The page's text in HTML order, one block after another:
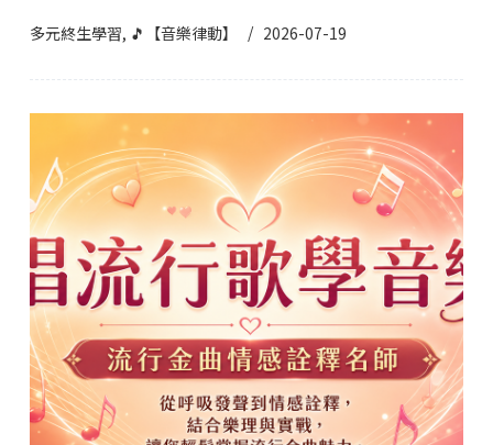
多元終生學習, 🎵【音樂律動】 2026-07-19